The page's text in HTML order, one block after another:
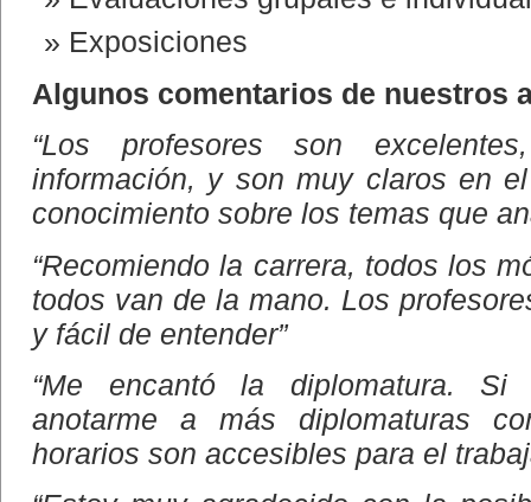
Exposiciones
Algunos comentarios de nuestros
“Los profesores son
información, y son muy claros en
conocimiento sobre los temas que
“Recomiendo la carrera, todos los
todos van de la mano. Los
y fácil de entender”
“Me encantó la diplomatura. Si
anotarme a más diplomaturas
horarios son accesibles para el